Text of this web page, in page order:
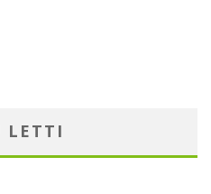
LETTI